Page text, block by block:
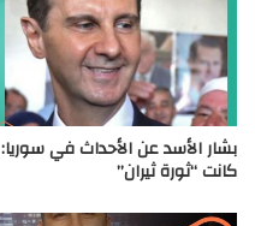
بشار الأسد عن الأحداث في سوريا:
كانت “ثورة ثيران”